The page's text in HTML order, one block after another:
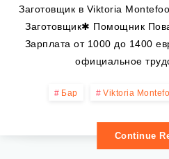
Заготовщик в Viktoria
Заготовщик✱ Помощник
Зарплата от 1000 до 1400
официальное
Бар Viktoria
Continue